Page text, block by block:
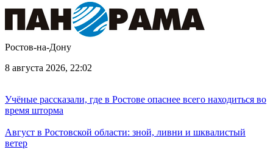
Ростов-на-Дону
8 августа 2026, 22:02
Учёные рассказали, где в Ростове опаснее всего находиться во
время шторма
Август в Ростовской области: зной, ливни и шквалистый
ветер